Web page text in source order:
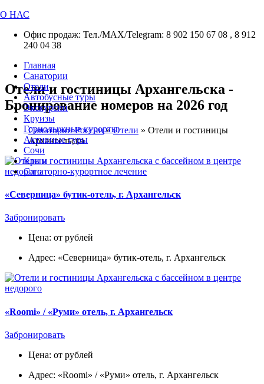
О НАС
Офис продаж: Тел./МАХ/Telegram: 8 902 150 67 08 , 8 912
240 04 38
Главная
Санатории
Отели
Автобусные туры
Экскурсии
Круизы
Горнолыжные курорты
Активные туры
Сочи
Крым
Санаторно-курортное лечение
Отели и гостиницы Архангельска -
Бронирование номеров на 2026 год
Санатории России»Отели » Отели и гостиницы
Архангельска
«Северница» бутик-отель, г. Архангельск
Забронировать
Цена: от рублей
Адрес: «Северница» бутик-отель, г. Архангельск
«Roomi» / «Руми» отель, г. Архангельск
Забронировать
Цена: от рублей
Адрес: «Roomi» / «Руми» отель, г. Архангельск